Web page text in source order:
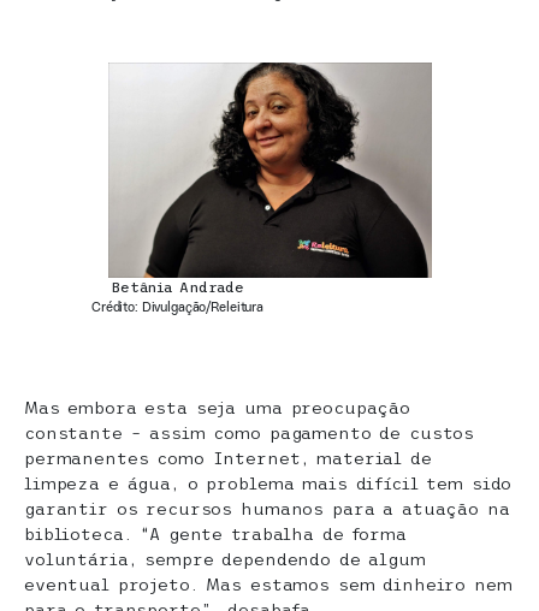
Betânia Andrade
Crédito: Divulgação/Releitura
Mas embora esta seja uma preocupação
constante – assim como pagamento de custos
permanentes como Internet, material de
limpeza e água, o problema mais difícil tem sido
garantir os recursos humanos para a atuação na
biblioteca. “A gente trabalha de forma
voluntária, sempre dependendo de algum
eventual projeto. Mas estamos sem dinheiro nem